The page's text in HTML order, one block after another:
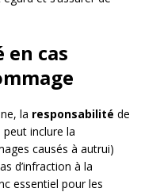
en cas
la responsabilité de
peut inclure la
causés à autrui)
d’infraction à la
essentiel pour les